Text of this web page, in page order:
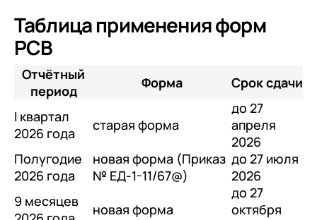
Таблица применения форм
РСВ
Отчётный
период
Форма
Срок сдачи
I квартал
2026 года
старая форма
до 27
апреля
2026
Полугодие
2026 года
новая форма (Приказ
№ ЕД-1-11/67@)
до 27 июля
2026
9 месяцев
новая форма
до 27
октября